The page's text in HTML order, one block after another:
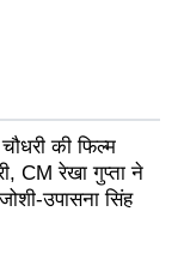
चौधरी की फिल्म
CM रेखा गुप्ता ने
उपासना सिंह